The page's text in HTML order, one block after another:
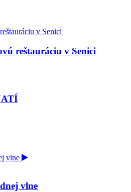
reštauráciu v Senici
vlne